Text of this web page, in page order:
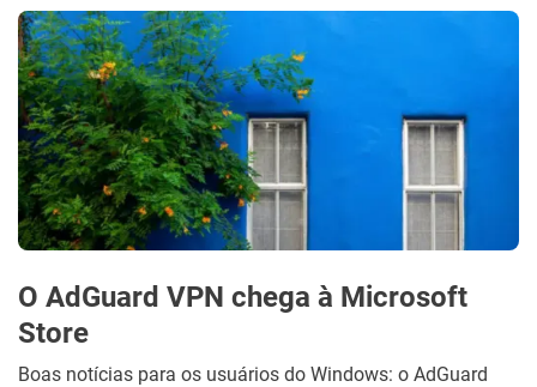
O AdGuard VPN chega à Microsoft
Store
Boas notícias para os usuários do Windows: o AdGuard